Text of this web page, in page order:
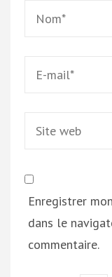
Enregistrer
dans le
commentaire.